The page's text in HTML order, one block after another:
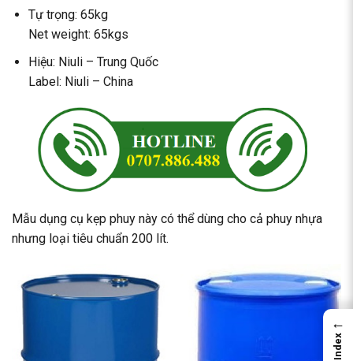
Tự trọng: 65kg
Net weight: 65kgs
Hiệu: Niuli – Trung Quốc
Label: Niuli – China
Mẫu dụng cụ kẹp phuy này có thể dùng cho cả phuy nhựa
nhưng loại tiêu chuẩn 200 lít.
←
Index